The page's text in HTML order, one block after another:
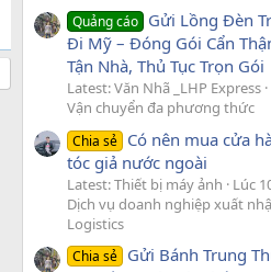
Quảng cáo Gửi Lồng Đèn
Đi Mỹ – Đóng Gói Cẩn
Tận Nhà, Thủ Tục Trọn Gói
Latest: Văn Nhã _LHP Express
Vận chuyển đa phương thức
Chia sẻ Có nên mua cửa
tóc giả nước ngoài
Latest: Thiết bị máy ảnh
Lúc
Dịch vụ doanh nghiệp xuất
Logistics
Chia sẻ Gửi Bánh Trung